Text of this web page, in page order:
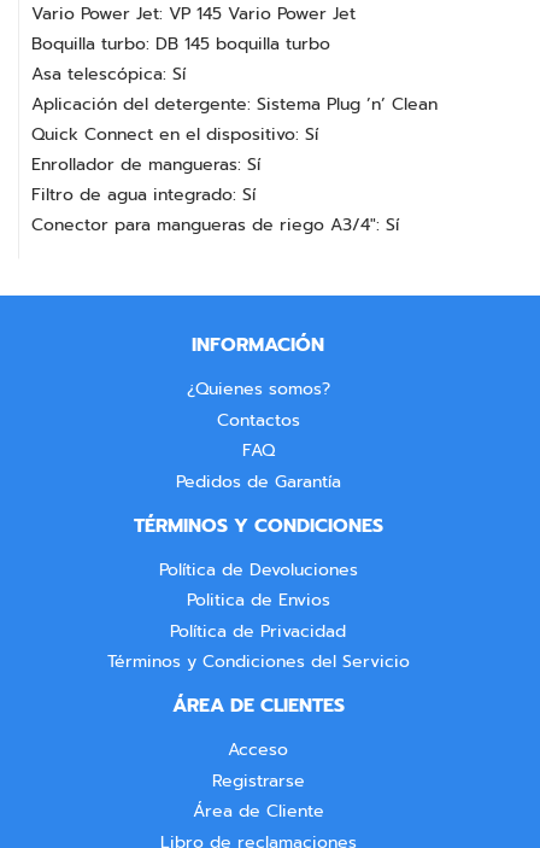
Vario Power Jet: VP 145 Vario Power Jet
Boquilla turbo: DB 145 boquilla turbo
Asa telescópica: Sí
Aplicación del detergente: Sistema Plug ’n’ Clean
Quick Connect en el dispositivo: Sí
Enrollador de mangueras: Sí
Filtro de agua integrado: Sí
Conector para mangueras de riego A3/4": Sí
INFORMACIÓN
¿Quienes somos?
Contactos
FAQ
Pedidos de Garantía
TÉRMINOS Y CONDICIONES
Política de Devoluciones
Politica de Envios
Política de Privacidad
Términos y Condiciones del Servicio
ÁREA DE CLIENTES
Acceso
Registrarse
Área de Cliente
Libro de reclamaciones